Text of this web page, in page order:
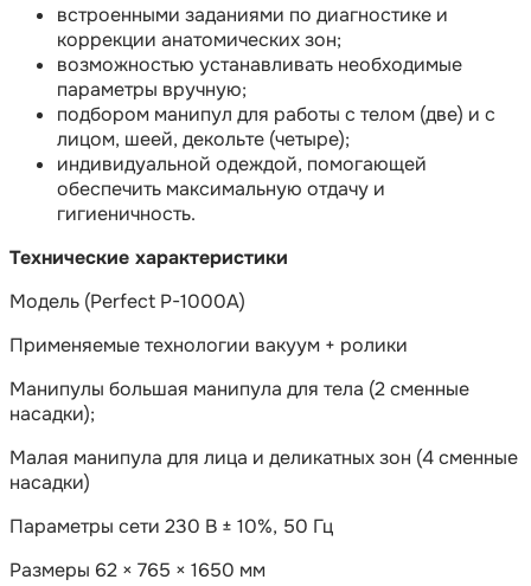
встроенными заданиями по диагностике и
коррекции анатомических зон;
возможностью устанавливать необходимые
параметры вручную;
подбором манипул для работы с телом (две) и с
лицом, шеей, декольте (четыре);
индивидуальной одеждой, помогающей
обеспечить максимальную отдачу и
гигиеничность.
Технические характеристики
Модель (Perfect P-1000A)
Применяемые технологии вакуум + ролики
Манипулы большая манипула для тела (2 сменные
насадки);
Малая манипула для лица и деликатных зон (4 сменные
насадки)
Параметры сети 230 В ± 10%, 50 Гц
Размеры 62 × 765 × 1650 мм